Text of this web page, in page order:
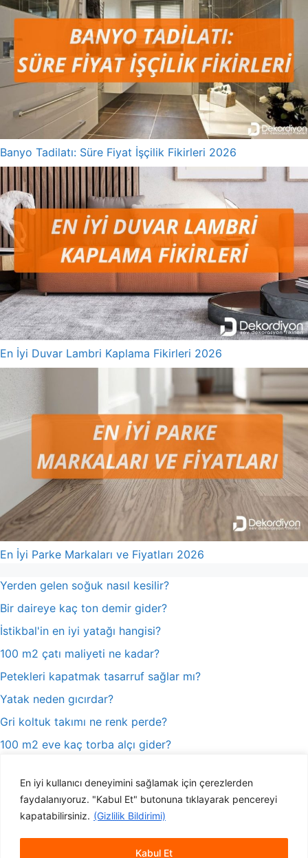
En iyi kullanıcı deneyimini sağlamak için çerezlerden
faydalanıyoruz. "Kabul Et" butonuna tıklayarak pencereyi
kapatabilirsiniz. (Gizlilik Bildirimi)
Kabul Et
Banyo Tadilatı: Süre Fiyat İşçilik Fikirleri 2026
En İyi Duvar Lambri Kaplama Fikirleri 2026
En İyi Parke Markaları ve Fiyatları 2026
Yerden gelen soğuk nasıl kesilir?
Bir daireye kaç ton demir gider?
İstikbal'in en iyi yatağı hangisi?
100 m2 çatı maliyeti ne kadar?
Petekleri kapatmak tasarruf sağlar mı?
Yatak neden gıcırdar?
Gri koltuk takımı ne renk perde?
100 m2 eve kaç torba alçı gider?
Konteyner eve ruhsat nasıl alınır?
İç Mimarlık İstanbul|Tente Fiyatları